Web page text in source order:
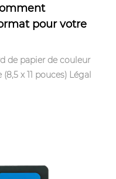
pour votre
de papier de couleur
x 11 pouces) Légal